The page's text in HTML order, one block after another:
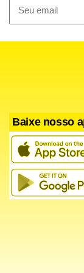
chegada irá
Baixe nosso